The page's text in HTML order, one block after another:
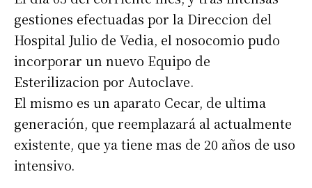
gestiones efectuadas por la Direccion del
Hospital Julio de Vedia, el nosocomio pudo
incorporar un nuevo Equipo de
Esterilizacion por Autoclave.
El mismo es un aparato Cecar, de ultima
generación, que reemplazará al actualmente
existente, que ya tiene mas de 20 años de uso
intensivo.